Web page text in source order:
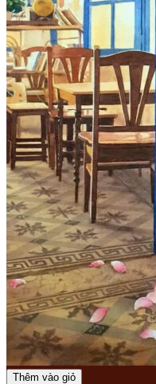
Thêm vào giỏ